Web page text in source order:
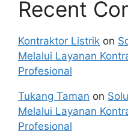
Recent
Kontraktor Listrik on
Melalui Layanan
Profesional
Tukang Taman on
Melalui Layanan
Profesional